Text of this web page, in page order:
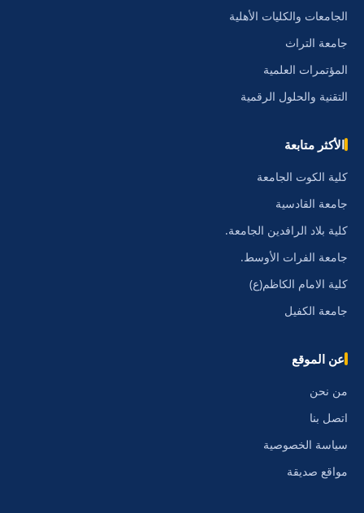
الجامعات والكليات الأهلية
جامعة التراث
المؤتمرات العلمية
التقنية والحلول الرقمية
الأكثر متابعة
كلية الكوت الجامعة
جامعة القادسية
كلية بلاد الرافدين الجامعة.
جامعة الفرات الأوسط.
كلية الامام الكاظم(ع)
جامعة الكفيل
عن الموقع
من نحن
اتصل بنا
سياسة الخصوصية
مواقع صديقة